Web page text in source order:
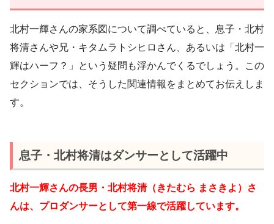
北村一輝さんの家系図について調べていると、息子・北村
将清さんや兄・キタムラトシヒロさん、あるいは「北村一
輝はハーフ？」という疑問も浮かんでくるでしょう。この
セクションでは、そうした関連情報をまとめてお伝えしま
す。
息子・北村将清はダンサーとして活躍中
北村一輝さんの長男・北村将清（きたむら まさきよ）さ
んは、プロダンサーとして第一線で活躍しています。